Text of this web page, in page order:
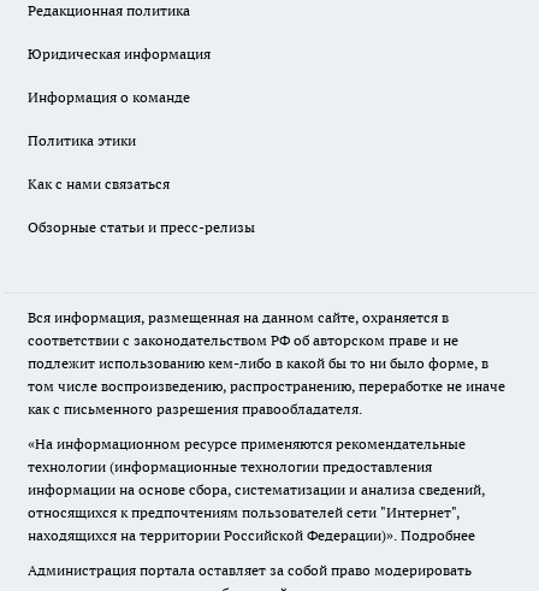
Редакционная политика
Юридическая информация
Информация о команде
Политика этики
Как с нами связаться
Обзорные статьи и пресс-релизы
Вся информация, размещенная на данном сайте, охраняется в
соответствии с законодательством РФ об авторском праве и не
подлежит использованию кем-либо в какой бы то ни было форме, в
том числе воспроизведению, распространению, переработке не иначе
как с письменного разрешения правообладателя.
«На информационном ресурсе применяются рекомендательные
технологии (информационные технологии предоставления
информации на основе сбора, систематизации и анализа сведений,
относящихся к предпочтениям пользователей сети "Интернет",
находящихся на территории Российской Федерации)». Подробнее
Администрация портала оставляет за собой право модерировать